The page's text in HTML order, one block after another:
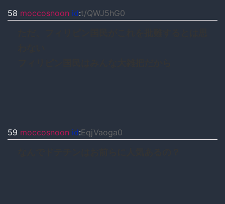
58 moccosnoon id:t/QWJ5hG0
59 moccosnoon id:EqjVaoga0